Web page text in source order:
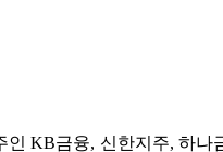
KB금융, 신한지주, 하나